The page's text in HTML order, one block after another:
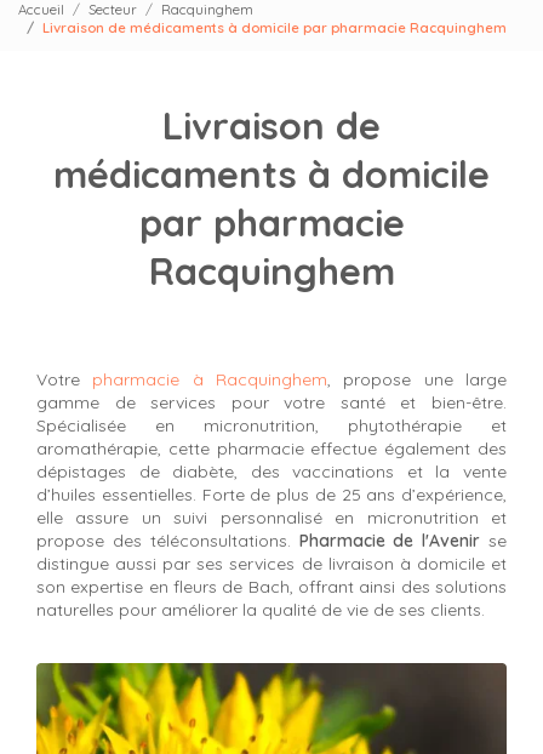
Accueil Secteur
Racquinghem
Livraison de médicaments à domicile par pharmacie Racquinghem
Livraison de
médicaments à domicile
par pharmacie
Racquinghem
Votre pharmacie à Racquinghem, propose une large
gamme de services pour votre santé et bien-être.
Spécialisée en micronutrition, phytothérapie et
aromathérapie, cette pharmacie effectue également des
dépistages de diabète, des vaccinations et la vente
d’huiles essentielles. Forte de plus de 25 ans d’expérience,
elle assure un suivi personnalisé en micronutrition et
propose des téléconsultations. Pharmacie de l'Avenir se
distingue aussi par ses services de livraison à domicile et
son expertise en fleurs de Bach, offrant ainsi des solutions
naturelles pour améliorer la qualité de vie de ses clients.